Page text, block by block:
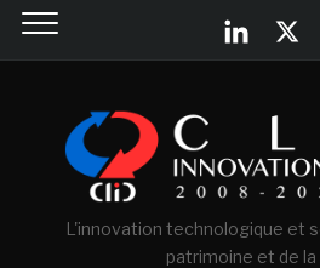
L'innovation technologique et
patrimoine et de